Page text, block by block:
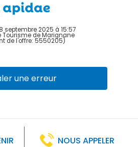
septembre 2025 à 15:57
Tourisme de Marignane
de l'offre: 5550205)
une erreur
NOUS APPELER